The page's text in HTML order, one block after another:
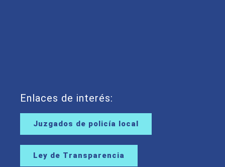
Enlaces de interés:
Juzgados de policía local
Ley de Transparencia